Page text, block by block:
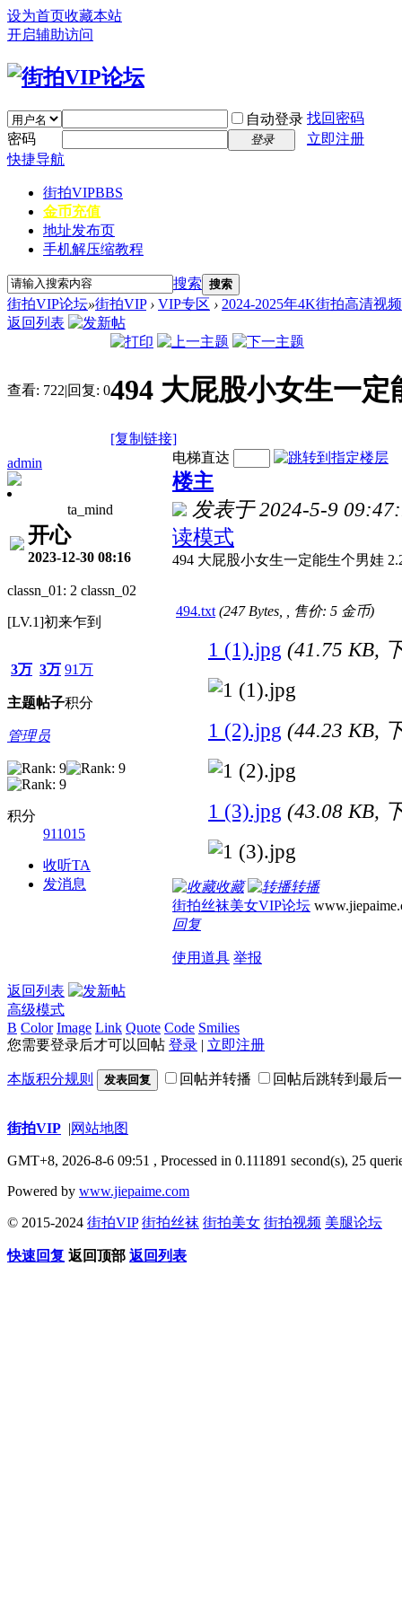
设为首页收藏本站
开启辅助访问
自动登录 找回密码
密码
登录
立即注册
快捷导航
街拍VIPBBS
金币充值
地址发布页
手机解压缩教程
搜索 搜索
街拍VIP论坛»街拍VIP › VIP专区 › 2024-2025年4K街拍高清视
返回列表
查看: 722|回复: 0494 大屁股小女生一定
[复制链接]
admin
ta_mind
开心
2023-12-30 08:16
classn_01: 2 classn_02
[LV.1]初来乍到
3万
主题
3万
帖子
91万
积分
管理员
积分
911015
收听TA
发消息
电梯直达
楼主
发表于 2024-5-9
读模式
494 大屁股小女生一定能生个男娃
494.txt (247 Bytes, , 售价: 5 金币)
1 (1).jpg (41.75 KB,
1 (2).jpg (44.23 KB,
1 (3).jpg (43.08 KB,
收藏
转播
街拍丝袜美女VIP论坛
回复
使用道具 举报
返回列表
高级模式
B Color Image Link Quote Code Smilies
您需要登录后才可以回帖 登录 | 立即注册
本版积分规则 发表回复 回帖并转播 回帖后跳转到最后
街拍VIP |网站地图
GMT+8, 2026-8-6 09:51 , Processed in 0.111891 second(s), 25
Powered by www.jiepaime.com
© 2015-2024 街拍VIP 街拍丝袜 街拍美女 街拍视频 美腿论坛
快速回复 返回顶部 返回列表